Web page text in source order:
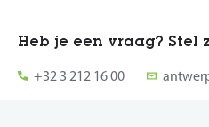
Heb je een vraag? Stel
+32 3 212 16 00